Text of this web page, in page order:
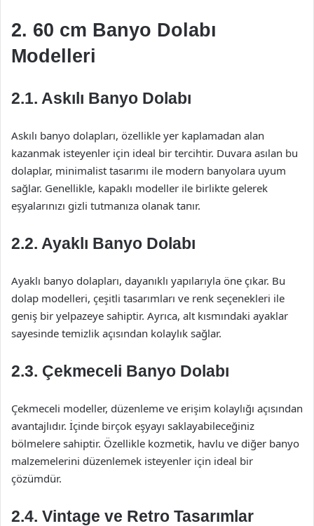
2. 60 cm Banyo Dolabı
Modelleri
2.1. Askılı Banyo Dolabı
Askılı banyo dolapları, özellikle yer kaplamadan alan
kazanmak isteyenler için ideal bir tercihtir. Duvara asılan bu
dolaplar, minimalist tasarımı ile modern banyolara uyum
sağlar. Genellikle, kapaklı modeller ile birlikte gelerek
eşyalarınızı gizli tutmanıza olanak tanır.
2.2. Ayaklı Banyo Dolabı
Ayaklı banyo dolapları, dayanıklı yapılarıyla öne çıkar. Bu
dolap modelleri, çeşitli tasarımları ve renk seçenekleri ile
geniş bir yelpazeye sahiptir. Ayrıca, alt kısmındaki ayaklar
sayesinde temizlik açısından kolaylık sağlar.
2.3. Çekmeceli Banyo Dolabı
Çekmeceli modeller, düzenleme ve erişim kolaylığı açısından
avantajlıdır. İçinde birçok eşyayı saklayabileceğiniz
bölmelere sahiptir. Özellikle kozmetik, havlu ve diğer banyo
malzemelerini düzenlemek isteyenler için ideal bir
çözümdür.
2.4. Vintage ve Retro Tasarımlar